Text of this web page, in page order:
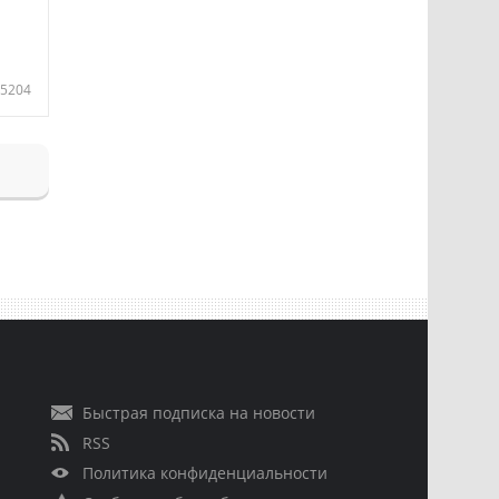
5204
Быстрая подписка на новости
RSS
Политика конфиденциальности